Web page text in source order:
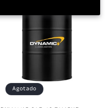
Agotado